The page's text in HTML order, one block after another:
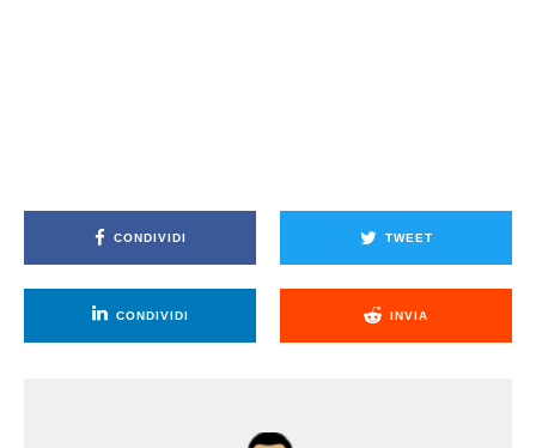
CONDIVIDI TWEET
CONDIVIDI INVIA